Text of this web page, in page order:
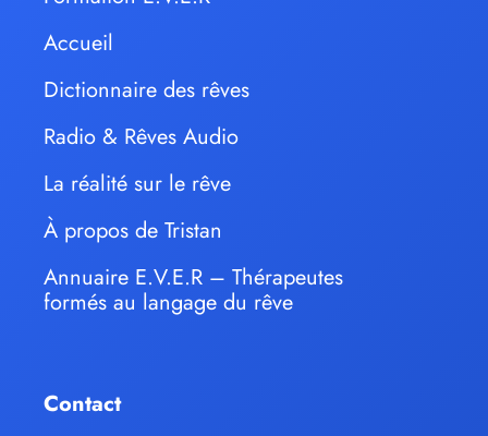
Accueil
Dictionnaire des rêves
Radio & Rêves Audio
La réalité sur le rêve
À propos de Tristan
Annuaire E.V.E.R – Thérapeutes
formés au langage du rêve
Contact